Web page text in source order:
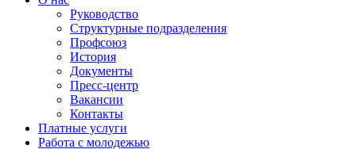
Руководство
Структурные подразделения
Профсоюз
История
Документы
Пресс-центр
Вакансии
Контакты
Платные услуги
Работа с молодежью